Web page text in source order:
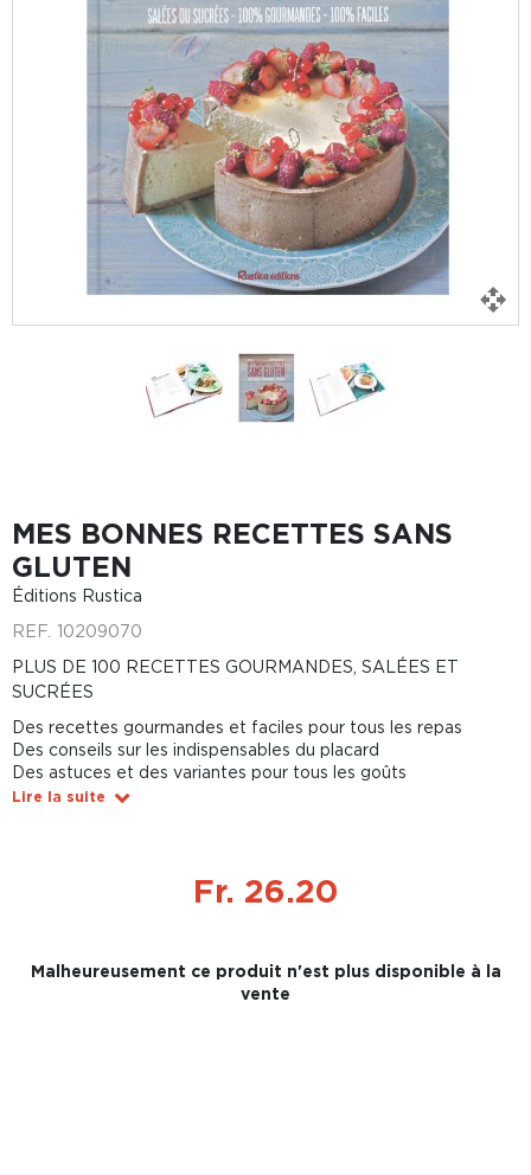
MES BONNES RECETTES SANS
GLUTEN
Éditions Rustica
REF. 10209070
PLUS DE 100 RECETTES GOURMANDES, SALÉES ET
SUCRÉES
Des recettes gourmandes et faciles pour tous les repas
Des conseils sur les indispensables du placard
Des astuces et des variantes pour tous les goûts
Lire la suite
Fr. 26.20
Malheureusement ce produit n'est plus disponible à la
vente